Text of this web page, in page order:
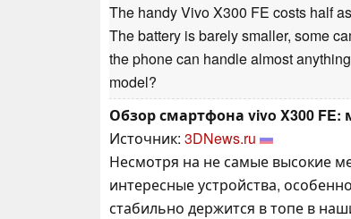
The handy Vivo X300 FE costs half
The battery is barely smaller, some
the phone can handle almost
model?
Обзор смартфона vivo X300
Источник: 3DNews.ru
Несмотря на не самые высокие
интересные устройства,
стабильно держится в топе в